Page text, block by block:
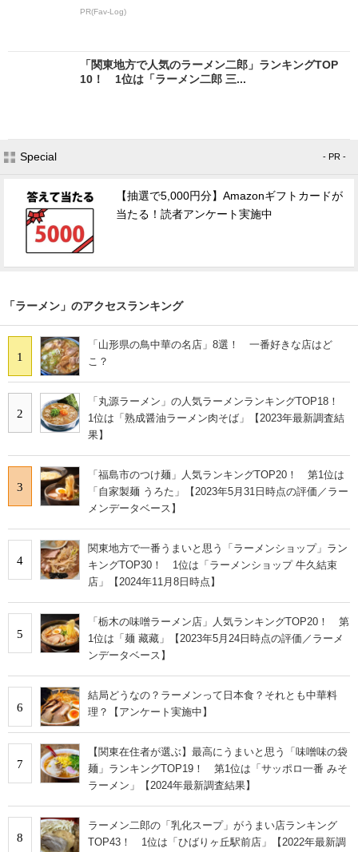
PR(Fav-Log)
「関東地方で人気のラーメン二郎」ランキングTOP
10！ 1位は「ラーメン二郎 三...
Special - PR -
【抽選で5,000円分】Amazonギフトカードが
当たる！読者アンケート実施中
「ラーメン」のアクセスランキング
1
「山形県の鳥中華の名店」8選！ 一番好きな店はど
こ？
2
「丸源ラーメン」の人気ラーメンランキングTOP18！
1位は「熟成醤油ラーメン肉そば」【2023年最新調査結
果】
3
「福島市のつけ麺」人気ランキングTOP20！ 第1位は
「自家製麺 うろた」【2023年5月31日時点の評価／ラー
メンデータベース】
4
関東地方で一番うまいと思う「ラーメンショップ」ラン
キングTOP30！ 1位は「ラーメンショップ 牛久結束
店」【2024年11月8日時点】
5
「栃木の味噌ラーメン店」人気ランキングTOP20！ 第
1位は「麺 藏藏」【2023年5月24日時点の評価／ラーメ
ンデータベース】
6
結局どうなの？ラーメンって日本食？それとも中華料
理？【アンケート実施中】
7
【関東在住者が選ぶ】最高にうまいと思う「味噌味の袋
麺」ランキングTOP19！ 第1位は「サッポロ一番 みそ
ラーメン」【2024年最新調査結果】
8
ラーメン二郎の「乳化スープ」がうまい店ランキング
TOP43！ 1位は「ひばりヶ丘駅前店」【2022年最新調